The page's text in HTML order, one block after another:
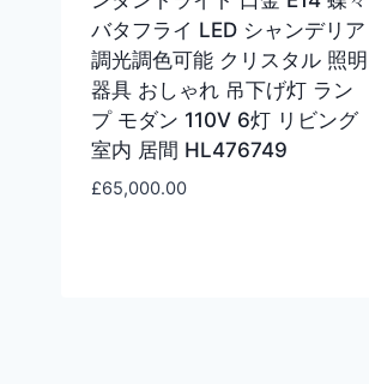
バタフライ LED シャンデリア
調光調色可能 クリスタル 照明
器具 おしゃれ 吊下げ灯 ラン
プ モダン 110V 6灯 リビング
室内 居間 HL476749
£65,000.00